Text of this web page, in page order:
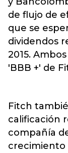
de flujo de
que se
dividendos
2015.
'BBB +' de
Fitch
calificación
compañía
crecimiento